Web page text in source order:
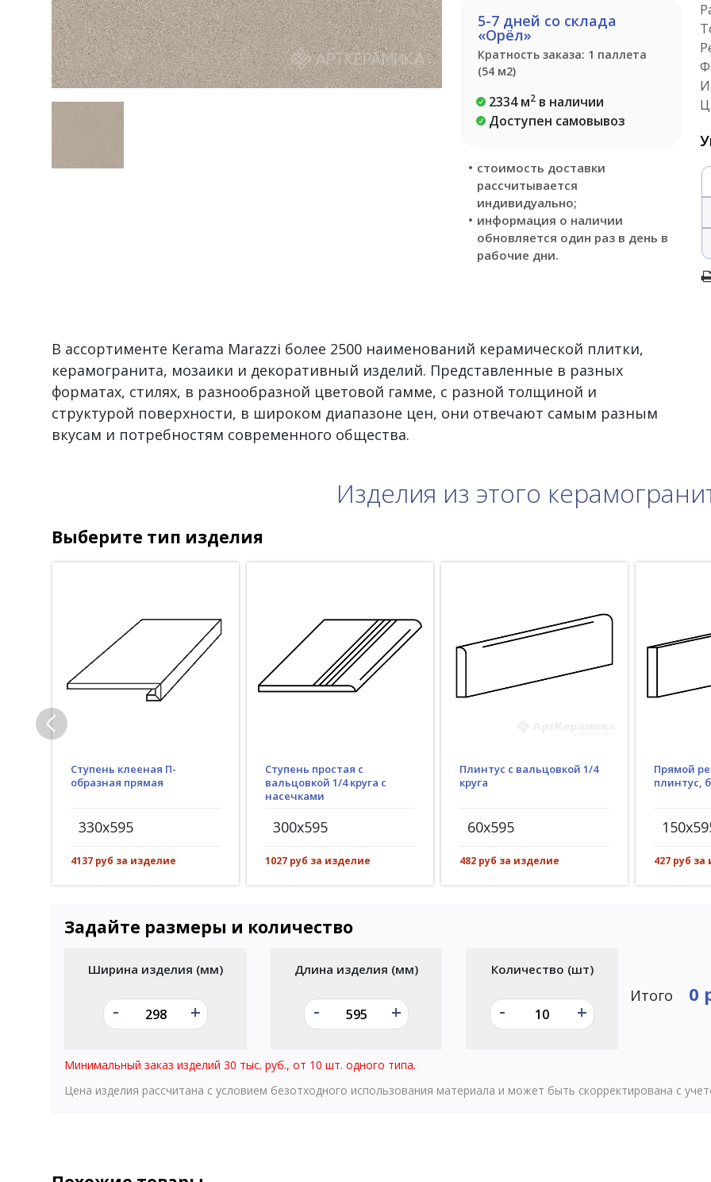
5-7 дней со склада
«Орёл»
Кратность заказа: 1 паллета
(54 м2)
2334 м2в наличии
Доступен самовывоз
стоимость доставки
рассчитывается
индивидуально;
информация о наличии
обновляется один раз в день в
рабочие дни.
В ассортименте Kerama Marazzi более 2500 наименований керамической плитки,
керамогранита, мозаики и декоративный изделий. Представленные в разных
форматах, стилях, в разнообразной цветовой гамме, с разной толщиной и
структурой поверхности, в широком диапазоне цен, они отвечают самым разным
вкусам и потребностям современного общества.
Изделия из этого
Выберите тип изделия
Ступень клееная П-
образная прямая
330x595
4137 руб за изделие
Ступень простая с
вальцовкой 1/4 круга с
насечками
300x595
1027 руб за изделие
Плинтус с вальцовкой 1/4
круга
60x595
482 руб за изделие
Прямой
плинтус,
427 руб
Задайте размеры и количество
Ширина изделия (мм)
- +
Длина изделия (мм)
- +
Количество (шт)
- +
Итого 0
Минимальный заказ изделий 30 тыс. руб., от 10 шт. одного типа.
Цена изделия рассчитана с условием безотходного использования материала и может быть скорректирована с